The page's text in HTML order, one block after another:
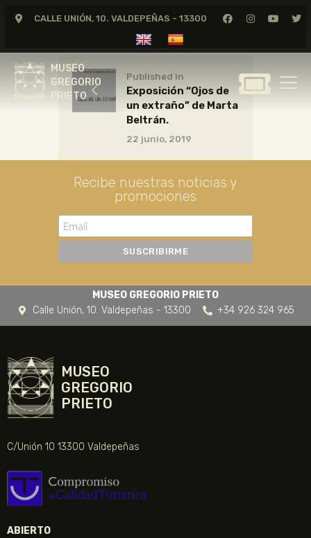
CALLE UNIÓN, 10. VALDEPEÑAS - 13300
MUSEO
GREGORIO
PRIETO
MUSEO
GREGORIO
GREGORIO PRIETO
ARCHIVO
CERTAMEN DE DIBUJO
FUNDACIÓN
TIENDA
NOTICIAS
Published in
Exposición “Ojos de
un extraño” de Marta
Beltrán.
22 junio, 2019
Recibe nuestras noticias y
promociones
MUSEO GREGORIO PRIETO
Calle Unión, 10. Valdepeñas - 13300
+34 926 324 965
MUSEO
GREGORIO
PRIETO
C/Unión 10 13300 Valdepeñas
ABIERTO